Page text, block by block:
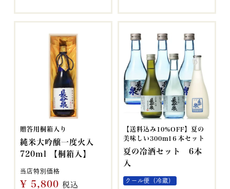
贈答用桐箱入り
純米大吟醸一度火入
720ml 【桐箱入】
当店特別価格
¥ 5,800 税込
【送料込み10%OFF】夏の
美味しい300ml６本セット
夏の冷酒セット 6本
入
クール便（冷蔵）